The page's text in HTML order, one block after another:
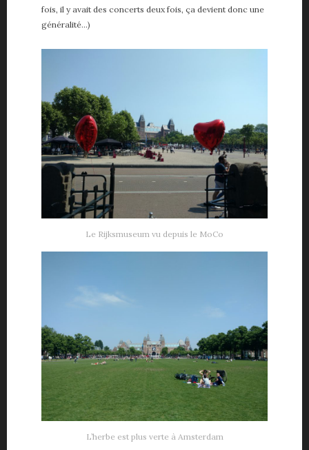
fois, il y avait des concerts deux fois, ça devient donc une
généralité…)
Le Rijksmuseum vu depuis le MoCo
L’herbe est plus verte à Amsterdam